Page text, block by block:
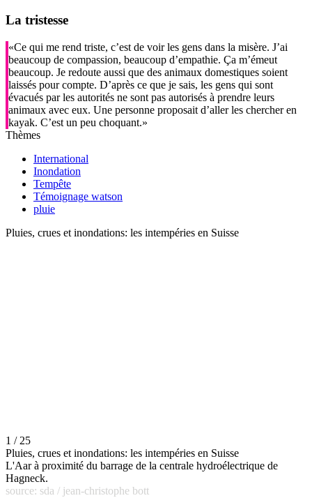
La tristesse
«Ce qui me rend triste, c’est de voir les gens dans la misère. J’ai
beaucoup de compassion, beaucoup d’empathie. Ça m’émeut
beaucoup. Je redoute aussi que des animaux domestiques soient
laissés pour compte. D’après ce que je sais, les gens qui sont
évacués par les autorités ne sont pas autorisés à prendre leurs
animaux avec eux. Une personne proposait d’aller les chercher en
kayak. C’est un peu choquant.»
Thèmes
International
Inondation
Tempête
Témoignage watson
pluie
Pluies, crues et inondations: les intempéries en Suisse
1 / 25
Pluies, crues et inondations: les intempéries en Suisse
L'Aar à proximité du barrage de la centrale hydroélectrique de
Hagneck.
source: sda / jean-christophe bott